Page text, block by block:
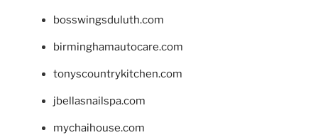
bosswingsduluth.com
birminghamautocare.com
tonyscountrykitchen.com
jbellasnailspa.com
mychaihouse.com